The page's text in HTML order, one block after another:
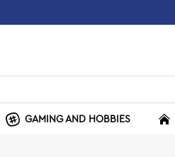
GAMING AND HOBBIES